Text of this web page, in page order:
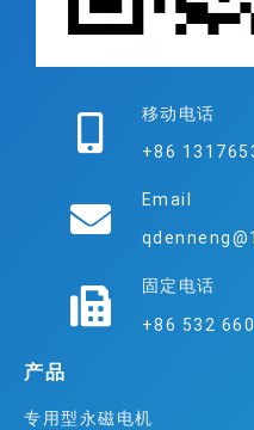
移动电话
+86
Email
固定电话
+86 532
产品
专用型永磁电机